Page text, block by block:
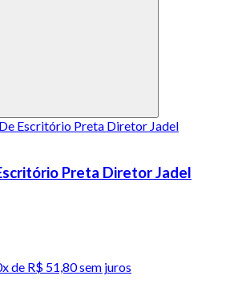
Preta Diretor Jadel
de R$ 51,80 sem juros